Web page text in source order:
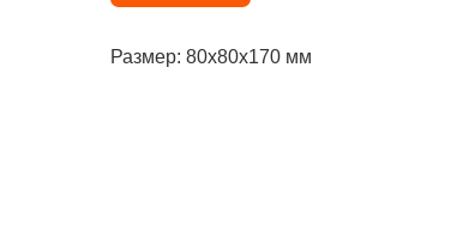
Размер: 80х80х170 мм